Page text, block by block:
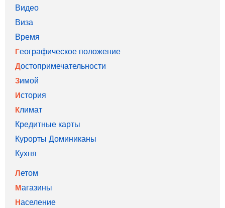
Видео
Виза
Время
Географическое положение
Достопримечательности
Зимой
История
Климат
Кредитные карты
Курорты Доминиканы
Кухня
Летом
Магазины
Население